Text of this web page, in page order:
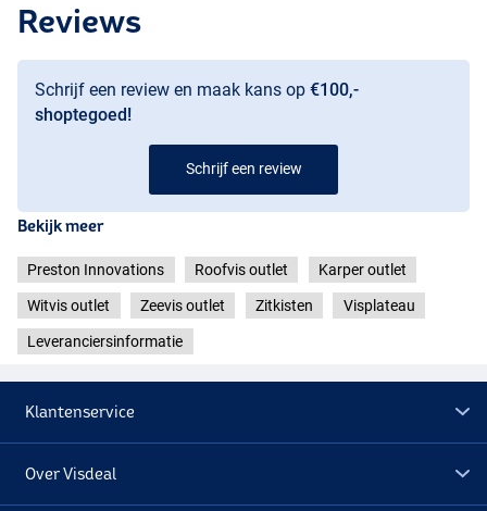
Reviews
Schrijf een review en maak kans op €100,-
shoptegoed!
Schrijf een review
Bekijk meer
Preston Innovations Roofvis outlet Karper outlet
Witvis outlet Zeevis outlet Zitkisten Visplateau
Leveranciersinformatie
Klantenservice
Over Visdeal